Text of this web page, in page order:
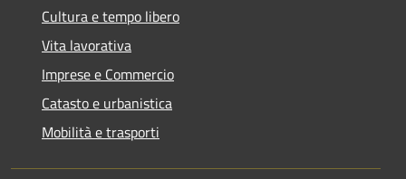
Cultura e tempo libero
Vita lavorativa
Imprese e Commercio
Catasto e urbanistica
Mobilità e trasporti